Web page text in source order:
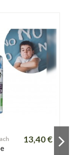
13,40 €